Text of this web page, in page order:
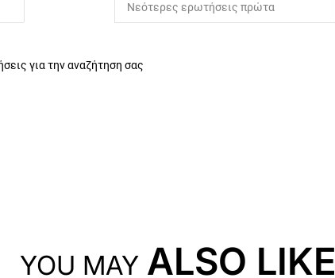
για την αναζήτηση σας
YOU MAY ALSO LIKE